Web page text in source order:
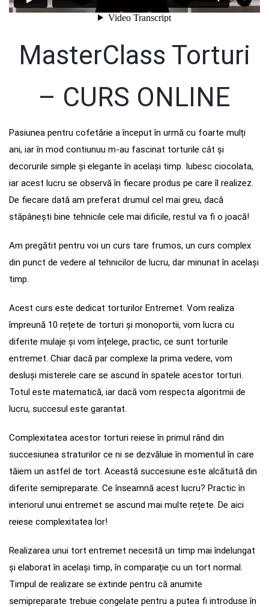
MasterClass Torturi
– CURS ONLINE
Pasiunea pentru cofetărie a început în urmă cu foarte mulți
ani, iar în mod contiunuu m-au fascinat torturile cât și
decorurile simple și elegante în același timp. Iubesc ciocolata,
iar acest lucru se observă în fiecare produs pe care îl realizez.
De fiecare dată am preferat drumul cel mai greu, dacă
stăpânești bine tehnicile cele mai dificile, restul va fi o joacă!
Am pregătit pentru voi un curs tare frumos, un curs complex
din punct de vedere al tehnicilor de lucru, dar minunat în același
timp.
Acest curs este dedicat torturilor Entremet. Vom realiza
împreună 10 rețete de torturi și monoportii, vom lucra cu
diferite mulaje și vom înțelege, practic, ce sunt torturile
entremet. Chiar dacă par complexe la prima vedere, vom
desluși misterele care se ascund în spatele acestor torturi.
Totul este matematică, iar dacă vom respecta algoritmii de
lucru, succesul este garantat.
Complexitatea acestor torturi reiese în primul rând din
succesiunea straturilor ce ni se dezvăluie în momentul în care
tăiem un astfel de tort. Această succesiune este alcătuită din
diferite semipreparate. Ce înseamnă acest lucru? Practic în
interiorul unui entremet se ascund mai multe rețete. De aici
reiese complexitatea lor!
Realizarea unui tort entremet necesită un timp mai îndelungat
și elaborat în același timp, în comparație cu un tort normal.
Timpul de realizare se extinde pentru că anumite
semipreparate trebuie congelate pentru a putea fi introduse în